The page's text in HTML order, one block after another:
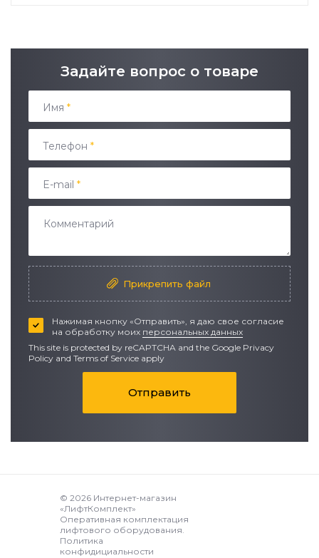
Задайте вопрос о товаре
Имя *
Телефон *
E-mail *
Прикрепить файл
Нажимая кнопку «Отправить», я даю свое согласие
на обработку моих персональных данных
This site is protected by reCAPTCHA and the Google Privacy
Policy and Terms of Service apply
Отправить
© 2026 Интернет-магазин
«ЛифтКомплект»
Оперативная комплектация
лифтового оборудования.
Политика
конфидициальности